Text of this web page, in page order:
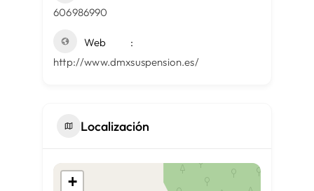
606986990
Web
http://www.dmxsuspension.es/
Localización
+